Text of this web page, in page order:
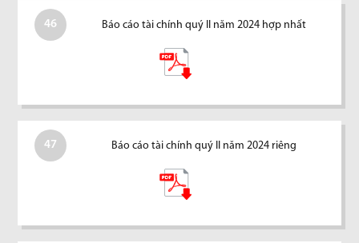
46 Báo cáo tài chính quý II năm 2024 hợp nhất
47 Báo cáo tài chính quý II năm 2024 riêng